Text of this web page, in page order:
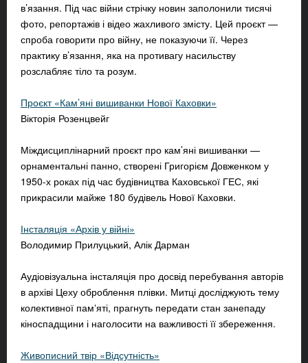
в’язання. Під час війни стрічку новин заполонили тисячі
фото, репортажів і відео жахливого змісту. Цей проєкт —
спроба говорити про війну, не показуючи її. Через
практику в’язання, яка на противагу насильству
розслабляє тіло та розум.
Проєкт «Кам’яні вишиванки Нової Каховки»
Вікторія Розенцвейг
Міждисциплінарний проєкт про кам’яні вишиванки —
орнаментальні панно, створені Григорієм Довженком у
1950-х роках під час будівництва Каховської ГЕС, які
прикрасили майже 180 будівель Нової Каховки.
Інсталяція «Архів у війні»
Володимир Прилуцький, Алік Дарман
Аудіовізуальна інсталяція про досвід перебування авторів
в архіві Цеху оброблення плівки. Митці досліджують тему
колективної памʼяті, прагнуть передати стан занепаду
кіноспадщини і наголосити на важливості її збереження.
Живописний твір «Відсутність»